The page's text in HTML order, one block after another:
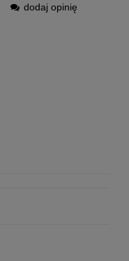
dodaj opinię